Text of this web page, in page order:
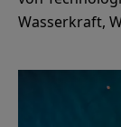
Wasserkraft,